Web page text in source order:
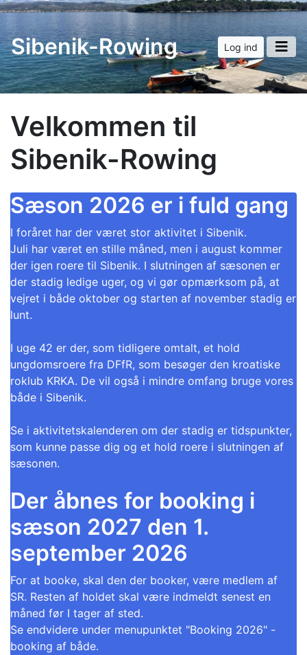
Sibenik-Rowing Log ind
Velkommen til
Sibenik-Rowing
Sæson 2026 er i fuld gang
I foråret har der været stor aktivitet i Sibenik.
Juli har været en stille måned, men i august kommer
der igen roere til Sibenik. I slutningen af sæsonen er
der stadig ledige uger, og vi gør opmærksom på, at
vejret i både oktober og starten af november stadig er
lunt.
I uge 42 er der, som tidligere omtalt, et hold
ungdomsroere fra DFfR, som besøger den kroatiske
roklub KRKA. De vil også i mindre omfang bruge vores
både i Sibenik.
Se i aktivitetskalenderen om der stadig er tidspunkter,
som kunne passe dig og et hold roere i slutningen af
sæsonen.
Der åbnes for booking i
sæson 2027 den 1.
september 2026
For at booke, skal den der booker, være medlem af
SR. Resten af holdet skal være indmeldt senest en
måned før I tager af sted.
Se endvidere under menupunktet "Booking 2026" -
booking af både.